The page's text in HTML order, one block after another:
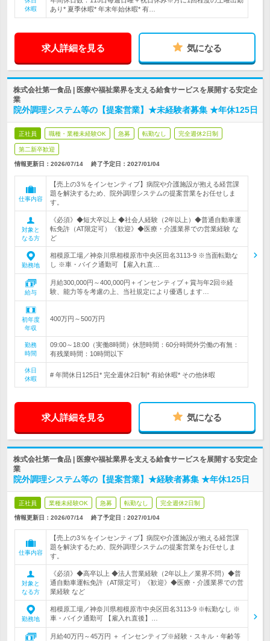
休暇
あり* 夏季休暇* 年末年始休暇* 有…
求人詳細を見る 気になる
株式会社第一食品 | 医療や福祉業界を支える給食サービスを展開する安定企
業
院外調理システム等の【提案営業】★未経験者募集 ★年休125日
正社員 職種・業種未経験OK 急募 転勤なし 完全週休2日制
第二新卒歓迎
情報更新日：2026/07/14 終了予定日： 2027/01/04
仕事内容
【売上の3％をインセンティブ】病院や介護施設が抱える経営課
題を解決するため、院外調理システムの提案営業をお任せしま
す。
対象と
なる方
《必須》◆短大卒以上 ◆社会人経験（2年以上）◆普通自動車運
転免許（AT限定可）《歓迎》◆医療・介護業界での営業経験 な
ど
勤務地
相模原工場／神奈川県相模原市中央区田名3113-9 ※当面転勤な
し ※車・バイク通勤可 【雇入れ直…
給与
月給300,000円～400,000円＋インセンティブ＋賞与年2回※経
験、能力等を考慮の上、当社規定により優遇します…
初年度
年収
400万円～500万円
勤務
時間
09:00～18:00（実働8時間）休憩時間：60分時間外労働の有無：
有残業時間：10時間以下
休日
休暇
# 年間休日125日* 完全週休2日制* 有給休暇* その他休暇
求人詳細を見る 気になる
株式会社第一食品 | 医療や福祉業界を支える給食サービスを展開する安定企
業
院外調理システム等の【提案営業】★経験者募集 ★年休125日
正社員 業種未経験OK 急募 転勤なし 完全週休2日制
情報更新日：2026/07/14 終了予定日： 2027/01/04
仕事内容
【売上の3％をインセンティブ】病院や介護施設が抱える経営課
題を解決するため、院外調理システムの提案営業をお任せしま
す。
対象と
なる方
《必須》◆高卒以上 ◆法人営業経験（2年以上／業界不問）◆普
通自動車運転免許（AT限定可）《歓迎》◆医療・介護業界での営
業経験 など
勤務地
相模原工場／神奈川県相模原市中央区田名3113-9 ※転勤なし ※
車・バイク通勤可 【雇入れ直後】…
月給40万円～45万円 ＋ インセンティブ※経験・スキル・年齢等